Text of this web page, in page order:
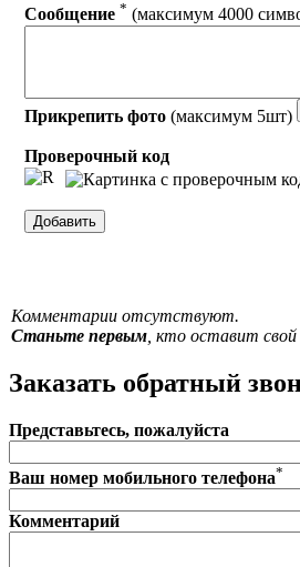
Сообщение * (максимум 4000
Прикрепить фото (максимум 5шт)
Проверочный код
Комментарии отсутствуют.
Станьте первым, кто оставит
Заказать обратный
Представьтесь, пожалуйста
Ваш номер мобильного телефона*
Комментарий